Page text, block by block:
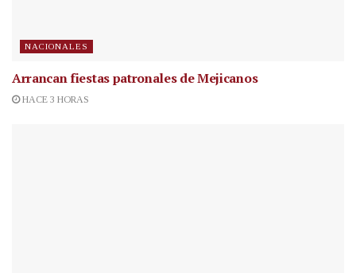
NACIONALES
Arrancan fiestas patronales de Mejicanos
HACE 3 HORAS